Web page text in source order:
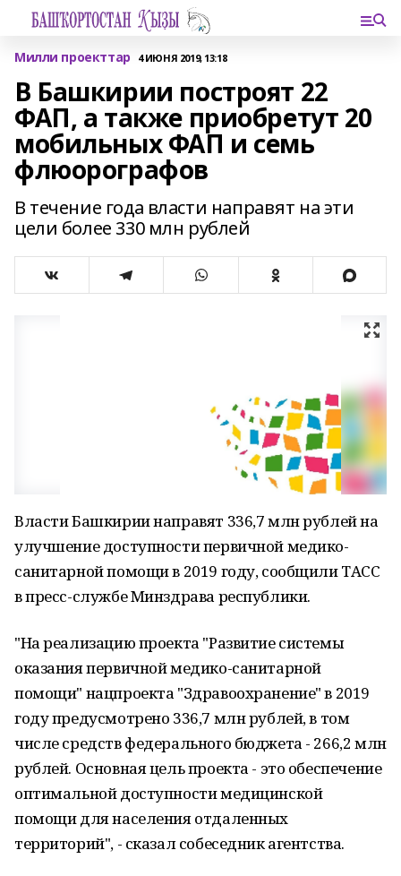
Милли проекттар 4 ИЮНЯ 2019, 13:18
В Башкирии построят 22
ФАП, а также приобретут 20
мобильных ФАП и семь
флюорографов
В течение года власти направят на эти
цели более 330 млн рублей
Власти Башкирии направят 336,7 млн рублей на
улучшение доступности первичной медико-
санитарной помощи в 2019 году, сообщили ТАСС
в пресс-службе Минздрава республики.
"На реализацию проекта "Развитие системы
оказания первичной медико-санитарной
помощи" нацпроекта "Здравоохранение" в 2019
году предусмотрено 336,7 млн рублей, в том
числе средств федерального бюджета - 266,2 млн
рублей. Основная цель проекта - это обеспечение
оптимальной доступности медицинской
помощи для населения отдаленных
территорий", - сказал собеседник агентства.